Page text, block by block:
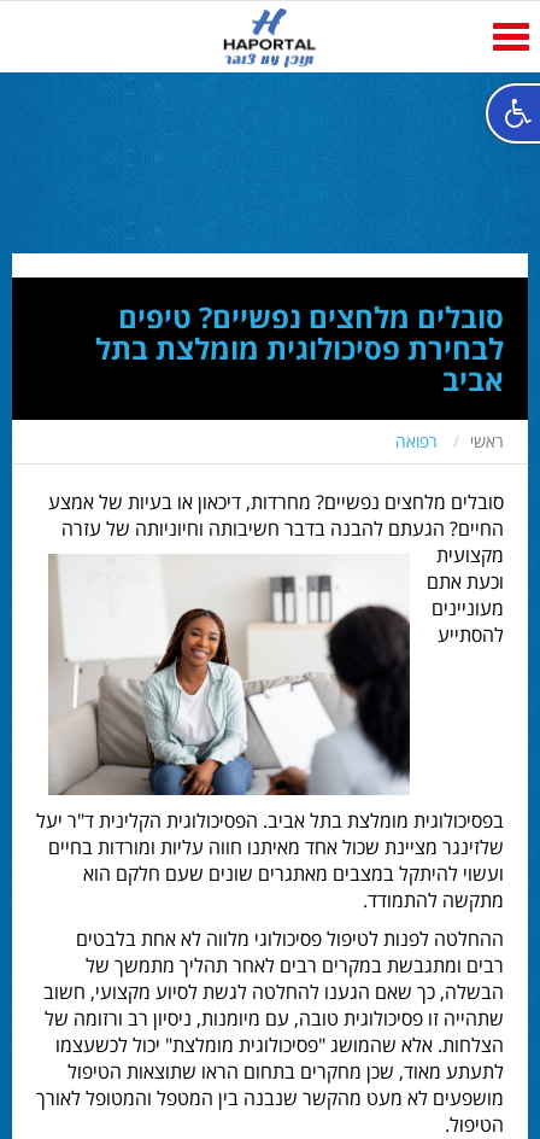
Toggle
navigation
סובלים מלחצים נפשיים? טיפים
לבחירת פסיכולוגית מומלצת בתל
אביב
ראשי רפואה
סובלים מלחצים נפשיים? מחרדות, דיכאון או בעיות של אמצע
החיים? הגעתם להבנה בדבר חשיבותה וחיוניותה של עזרה
מקצועית
וכעת אתם
מעוניינים
להסתייע
בפסיכולוגית מומלצת בתל אביב. הפסיכולוגית הקלינית ד"ר יעל
שלזינגר מציינת שכול אחד מאיתנו חווה עליות ומורדות בחיים
ועשוי להיתקל במצבים מאתגרים שונים שעם חלקם הוא
מתקשה להתמודד.
ההחלטה לפנות לטיפול פסיכולוגי מלווה לא אחת בלבטים
רבים ומתגבשת במקרים רבים לאחר תהליך מתמשך של
הבשלה, כך שאם הגענו להחלטה לגשת לסיוע מקצועי, חשוב
שתהייה זו פסיכולוגית טובה, עם מיומנות, ניסיון רב ורזומה של
הצלחות. אלא שהמושג "פסיכולוגית מומלצת" יכול לכשעצמו
לתעתע מאוד, שכן מחקרים בתחום הראו שתוצאות הטיפול
מושפעים לא מעט מהקשר שנבנה בין המטפל והמטופל לאורך
הטיפול.